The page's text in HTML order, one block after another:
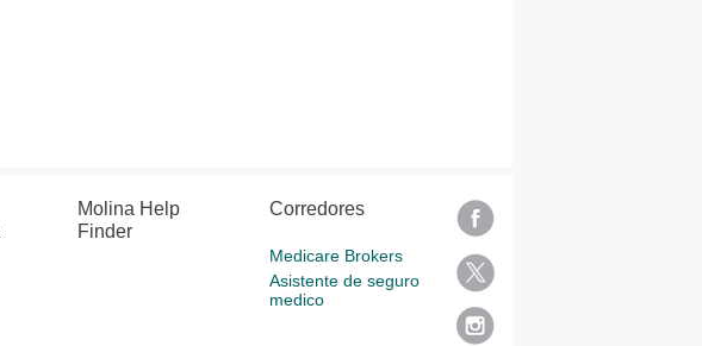
Molina Help
Finder
Corredores
Medicare Brokers
Asistente de seguro
medico